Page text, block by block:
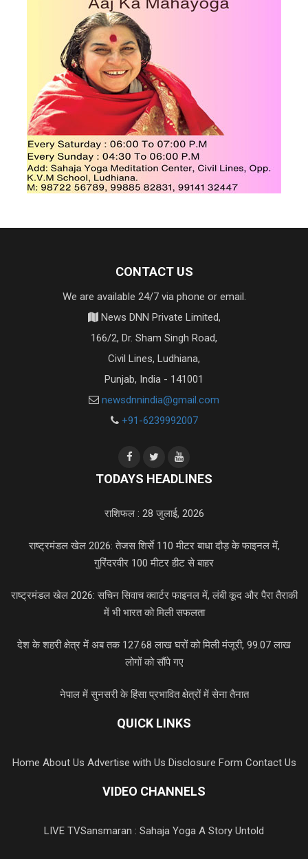
CONTACT US
We are available 24/7 via phone or email.
News DNN Private Limited,
166/2, Dr. Sham Singh Road,
Civil Lines, Ludhiana,
Punjab, India - 141001
newsdnnindia@gmail.com
+91-6239992007
TODAYS HEADLINES
राशिफल : 28 जुलाई, 2026
राष्ट्रमंडल खेल 2026: तेजस शिर्से 110 मीटर बाधा दौड़ के फाइनल में,
गुरिंदरवीर 100 मीटर हीट से बाहर
राष्ट्रमंडल खेल 2026: सचिन सिवाच क्वार्टर फाइनल में, लंबी कूद और पैरा तैराकी
में भी भारत को मिली सफलता
देश के शहरी क्षेत्र में अब तक 127.68 लाख घरों को मिली मंजूरी, 99.07 लाख
लोगों को सौंपे गए
नेपाल में सुनसरी के हिंसा प्रभावित क्षेत्रों में सेना तैनात
QUICK LINKS
Home About Us Advertise with Us Disclosure Form Contact Us
VIDEO CHANNELS
LIVE TVSansmaran : Sahaja Yoga A Story Untold